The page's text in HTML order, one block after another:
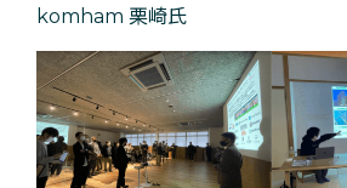
komham 栗崎氏